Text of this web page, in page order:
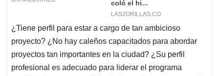
¿Tiene perfil para estar a cargo de tan ambicioso
proyecto? ¿No hay caleños capacitados para abordar
proyectos tan importantes en la ciudad? ¿Su perfil
profesional es adecuado para liderar el programa